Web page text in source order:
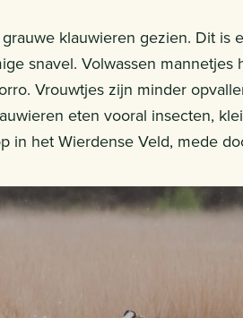
klauwieren gezien. Dit is
snavel. Volwassen
Vrouwtjes zijn minder
eten vooral insecten,
in het Wierdense Veld, mede